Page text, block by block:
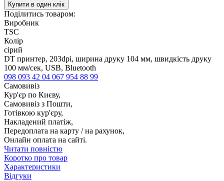
Купити в один клік
Поділитись товаром:
Виробник
TSC
Колір
сірий
DT принтер, 203dpi, ширина друку 104 мм, швидкість друку
100 мм/сек, USB, Bluetooth
098 093 42 04 067 954 88 99
Самовивіз
Кур'єр по Києву,
Самовивіз з Пошти,
Готівкою кур'єру,
Накладений платіж,
Передоплата на карту / на рахунок,
Онлайн оплата на сайті.
Читати повністю
Коротко про товар
Характеристики
Відгуки